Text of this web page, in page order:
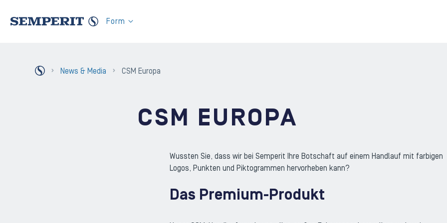
Form
Zurück Homepage
News & Media CSM Europa
CSM EUROPA
Wussten Sie, dass wir bei Semperit Ihre Botschaft auf einem Handlauf mit farbigen
Logos, Punkten und Piktogrammen hervorheben kann?
Das Premium-Produkt